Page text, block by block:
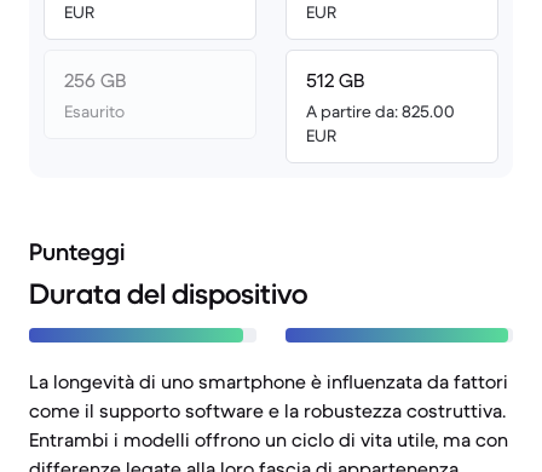
EUR
256 GB
Esaurito
EUR
512 GB
A partire da: 825.00
EUR
Punteggi
Durata del dispositivo
La longevità di uno smartphone è influenzata da fattori
come il supporto software e la robustezza costruttiva.
Entrambi i modelli offrono un ciclo di vita utile, ma con